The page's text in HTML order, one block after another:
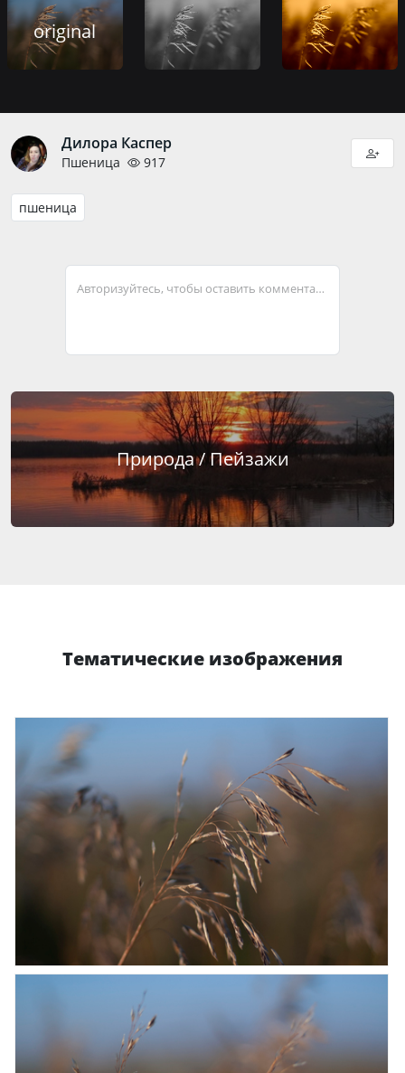
original
Дилора Каспер
Пшеница 917
пшеница
Авторизуйтесь, чтобы оставить комментарий
Природа / Пейзажи
Тематические изображения